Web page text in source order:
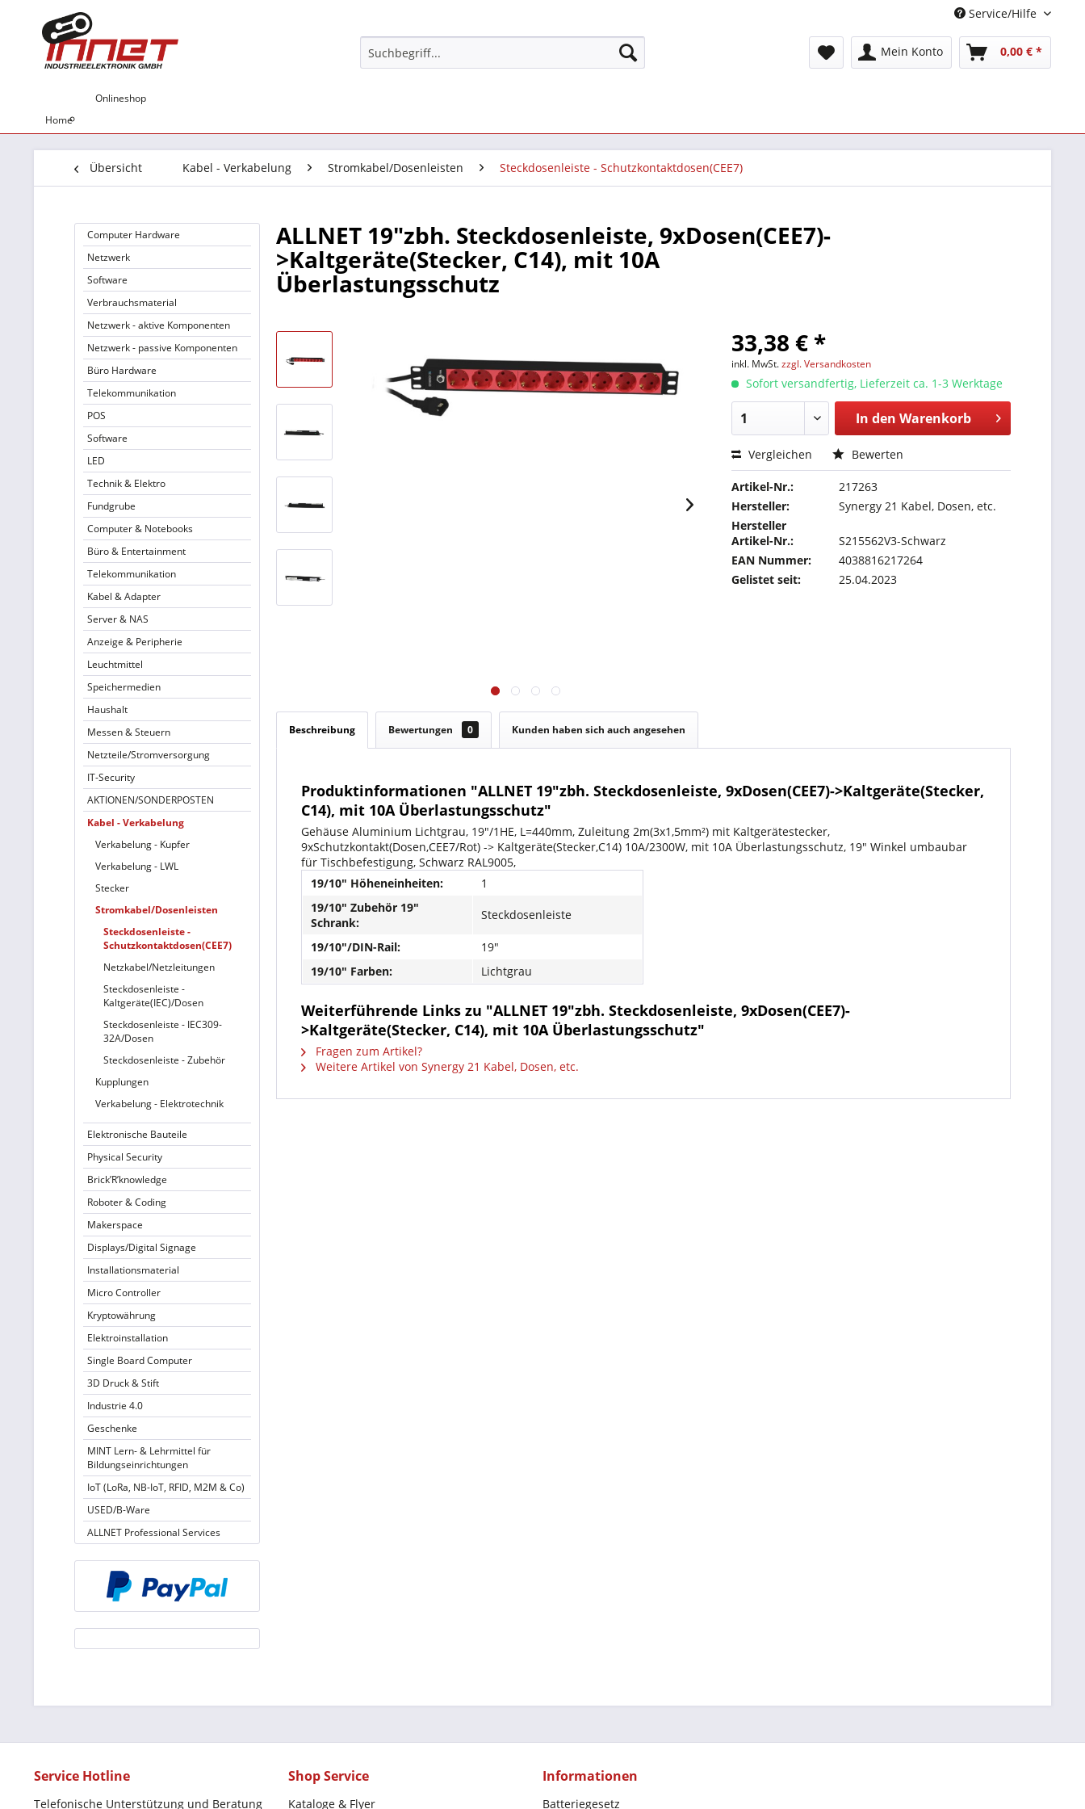
Service/Hilfe
Mein Konto 0,00 € *
Home
Onlineshop
Übersicht Kabel - Verkabelung Stromkabel/Dosenleisten Steckdosenleiste - Schutzkontaktdosen(CEE7)
Computer Hardware
Netzwerk
Software
Verbrauchsmaterial
Netzwerk - aktive Komponenten
Netzwerk - passive Komponenten
Büro Hardware
Telekommunikation
POS
Software
LED
Technik & Elektro
Fundgrube
Computer & Notebooks
Büro & Entertainment
Telekommunikation
Kabel & Adapter
Server & NAS
Anzeige & Peripherie
Leuchtmittel
Speichermedien
Haushalt
Messen & Steuern
Netzteile/Stromversorgung
IT-Security
AKTIONEN/SONDERPOSTEN
Kabel - Verkabelung
Verkabelung - Kupfer
Verkabelung - LWL
Stecker
Stromkabel/Dosenleisten
Steckdosenleiste -
Schutzkontaktdosen(CEE7)
Netzkabel/Netzleitungen
Steckdosenleiste -
Kaltgeräte(IEC)/Dosen
Steckdosenleiste - IEC309-
32A/Dosen
Steckdosenleiste - Zubehör
Kupplungen
Verkabelung - Elektrotechnik
Elektronische Bauteile
Physical Security
Brick’R’knowledge
Roboter & Coding
Makerspace
Displays/Digital Signage
Installationsmaterial
Micro Controller
Kryptowährung
Elektroinstallation
Single Board Computer
3D Druck & Stift
Industrie 4.0
Geschenke
MINT Lern- & Lehrmittel für
Bildungseinrichtungen
IoT (LoRa, NB-IoT, RFID, M2M & Co)
USED/B-Ware
ALLNET Professional Services
ALLNET 19"zbh. Steckdosenleiste, 9xDosen(CEE7)-
>Kaltgeräte(Stecker, C14), mit 10A
Überlastungsschutz
33,38 € *
inkl. MwSt.zzgl. Versandkosten
Sofort versandfertig, Lieferzeit ca. 1-3 Werktage
In den Warenkorb
Vergleichen Bewerten
Artikel-Nr.:
217263
Hersteller:
Synergy 21 Kabel, Dosen, etc.
Hersteller
Artikel-Nr.:
S215562V3-Schwarz
EAN Nummer:
4038816217264
Gelistet seit:
25.04.2023
Beschreibung Bewertungen 0 Kunden haben sich auch angesehen
Produktinformationen "ALLNET 19"zbh. Steckdosenleiste, 9xDosen(CEE7)->Kaltgeräte(Stecker,
C14), mit 10A Überlastungsschutz"
Gehäuse Aluminium Lichtgrau, 19"/1HE, L=440mm, Zuleitung 2m(3x1,5mm²) mit Kaltgerätestecker,
9xSchutzkontakt(Dosen,CEE7/Rot) -> Kaltgeräte(Stecker,C14) 10A/2300W, mit 10A Überlastungsschutz, 19" Winkel umbaubar
für Tischbefestigung, Schwarz RAL9005,
19/10" Höheneinheiten:
1
19/10" Zubehör 19"
Schrank:
Steckdosenleiste
19/10"/DIN-Rail:
19"
19/10" Farben:
Lichtgrau
Weiterführende Links zu "ALLNET 19"zbh. Steckdosenleiste, 9xDosen(CEE7)-
>Kaltgeräte(Stecker, C14), mit 10A Überlastungsschutz"
Fragen zum Artikel?
Weitere Artikel von Synergy 21 Kabel, Dosen, etc.
Service Hotline
Telefonische Unterstützung und Beratung
Shop Service
Kataloge & Flyer
Informationen
Batteriegesetz